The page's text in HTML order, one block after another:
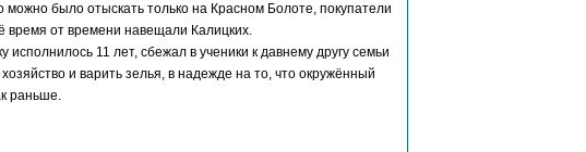
было отыскать только на Красном Болоте, покупатели
время от времени навещали Калицких.
11 лет, сбежал в ученики к давнему другу семьи
и варить зелья, в надежде на то, что окружённый
раньше.